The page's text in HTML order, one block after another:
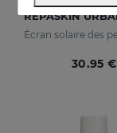
30.95 €